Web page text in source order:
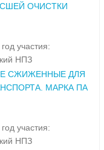
ОЧИСТКИ
участия:
НПЗ
СЖИЖЕННЫЕ ДЛЯ
МАРКА ПА
участия:
НПЗ